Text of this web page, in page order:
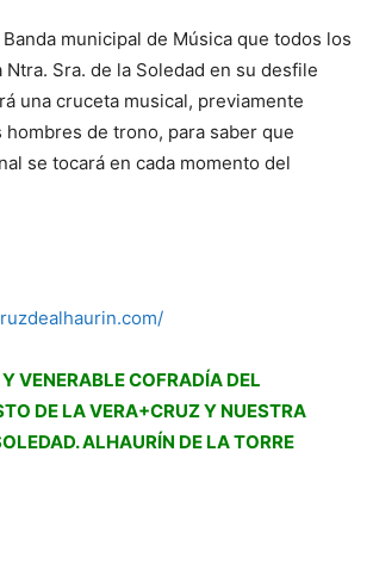
municipal de Música que todos los
Ntra. Sra. de la Soledad en su desfile
una cruceta musical, previamente
de trono, para saber que
se tocará en cada momento del
VENERABLE COFRADÍA DEL
DE LA VERA+CRUZ Y NUESTRA
ALHAURÍN DE LA TORRE